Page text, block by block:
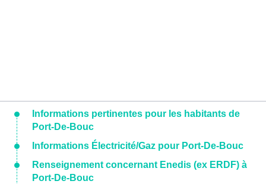
Informations pertinentes pour les habitants de
Port-De-Bouc
Informations Électricité/Gaz pour Port-De-Bouc
Renseignement concernant Enedis (ex ERDF) à
Port-De-Bouc